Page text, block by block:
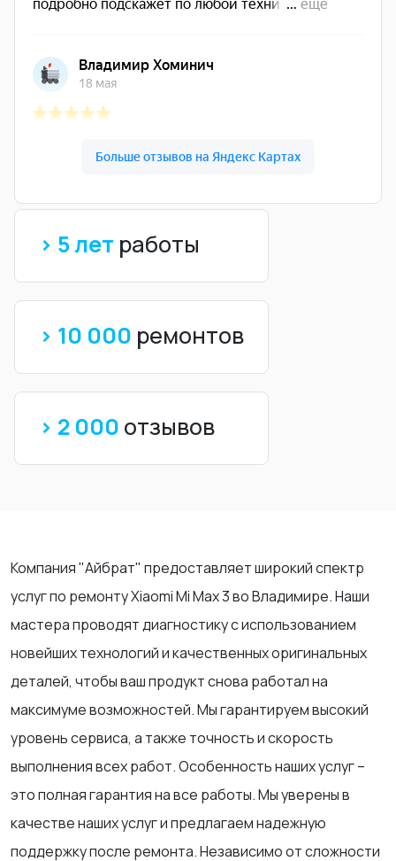
> 5 лет работы
> 10 000 ремонтов
> 2 000 отзывов
Компания "Айбрат" предоставляет широкий спектр
услуг по ремонту Xiaomi Mi Max 3 во Владимире. Наши
мастера проводят диагностику с использованием
новейших технологий и качественных оригинальных
деталей, чтобы ваш продукт снова работал на
максимуме возможностей. Мы гарантируем высокий
уровень сервиса, а также точность и скорость
выполнения всех работ. Особенность наших услуг –
это полная гарантия на все работы. Мы уверены в
качестве наших услуг и предлагаем надежную
поддержку после ремонта. Независимо от сложности